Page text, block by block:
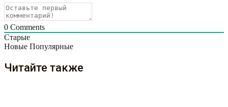
0 Comments
Старые
Новые Популярные
Читайте также